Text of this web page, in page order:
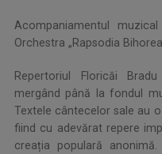
Acompaniamentul
Orchestra „Rapsodia
Repertoriul Floricăi
mergând până la fondul
Textele cântecelor sale au
fiind cu adevărat repere
creația populară